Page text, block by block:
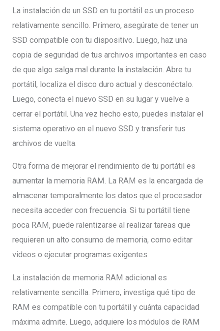
La instalación de un SSD en tu portátil es un proceso
relativamente sencillo. Primero, asegúrate de tener un
SSD compatible con tu dispositivo. Luego, haz una
copia de seguridad de tus archivos importantes en caso
de que algo salga mal durante la instalación. Abre tu
portátil, localiza el disco duro actual y desconéctalo.
Luego, conecta el nuevo SSD en su lugar y vuelve a
cerrar el portátil. Una vez hecho esto, puedes instalar el
sistema operativo en el nuevo SSD y transferir tus
archivos de vuelta.
Otra forma de mejorar el rendimiento de tu portátil es
aumentar la memoria RAM. La RAM es la encargada de
almacenar temporalmente los datos que el procesador
necesita acceder con frecuencia. Si tu portátil tiene
poca RAM, puede ralentizarse al realizar tareas que
requieren un alto consumo de memoria, como editar
videos o ejecutar programas exigentes.
La instalación de memoria RAM adicional es
relativamente sencilla. Primero, investiga qué tipo de
RAM es compatible con tu portátil y cuánta capacidad
máxima admite. Luego, adquiere los módulos de RAM